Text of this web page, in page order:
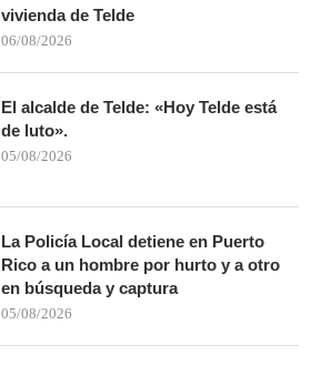
vivienda de Telde
06/08/2026
El alcalde de Telde: «Hoy Telde está
de luto».
05/08/2026
La Policía Local detiene en Puerto
Rico a un hombre por hurto y a otro
en búsqueda y captura
05/08/2026